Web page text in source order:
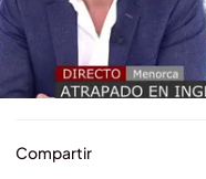
ningún británico
puede volver a
febrero
Compartir